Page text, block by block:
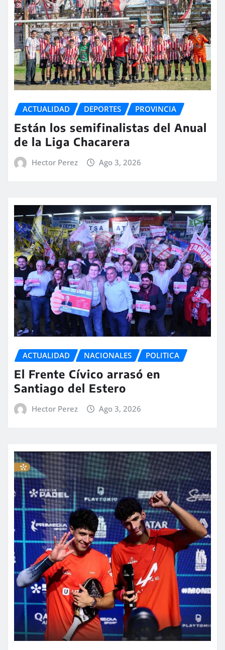
ACTUALIDAD DEPORTES PROVINCIA
Están los semifinalistas del Anual
de la Liga Chacarera
Hector Perez Ago 3, 2026
ACTUALIDAD NACIONALES POLITICA
El Frente Cívico arrasó en
Santiago del Estero
Hector Perez Ago 3, 2026